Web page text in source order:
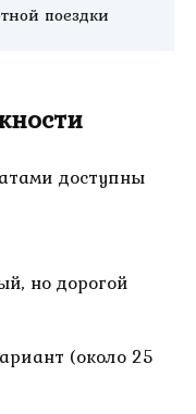
поездки
доступны
но дорогой
(около 25